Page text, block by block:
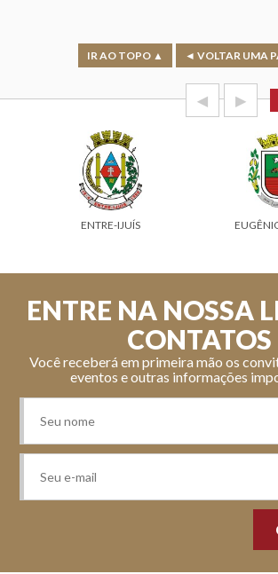
IR AO TOPO ▲ ◄ VOLTAR UMA
◀ ▶
ENTRE-IJUÍS
ENTRE NA NOSSA
CONTATOS
Você receberá em primeira mão os
eventos e outras informações